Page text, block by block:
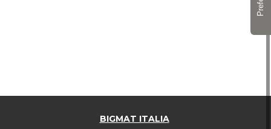
BIGMAT ITALIA